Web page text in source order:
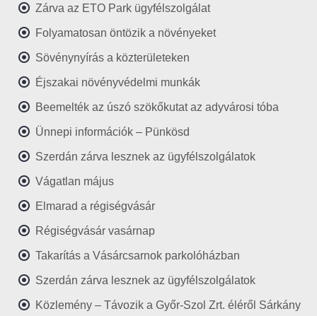
Zárva az ETO Park ügyfélszolgálat
Folyamatosan öntözik a növényeket
Sövénynyírás a közterületeken
Éjszakai növényvédelmi munkák
Beemelték az úszó szökőkutat az adyvárosi tóba
Ünnepi információk – Pünkösd
Szerdán zárva lesznek az ügyfélszolgálatok
Vágatlan május
Elmarad a régiségvásár
Régiségvásár vasárnap
Takarítás a Vásárcsarnok parkolóházban
Szerdán zárva lesznek az ügyfélszolgálatok
Közlemény – Távozik a Győr-Szol Zrt. éléről Sárkány